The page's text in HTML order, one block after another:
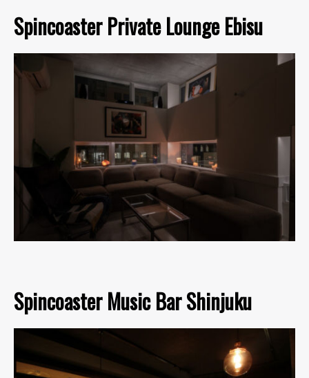
Spincoaster Private Lounge Ebisu
Spincoaster Music Bar Shinjuku